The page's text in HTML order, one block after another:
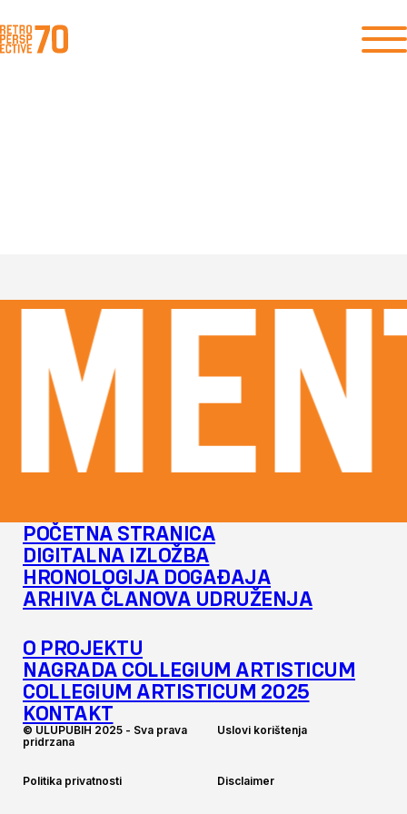
POČETNA STRANICA
DIGITALNA IZLOŽBA
HRONOLOGIJA DOGAĐAJA
ARHIVA ČLANOVA UDRUŽENJA
O PROJEKTU
NAGRADA COLLEGIUM ARTISTICUM
COLLEGIUM ARTISTICUM 2025
KONTAKT
© ULUPUBIH 2025 - Sva prava
pridrzana
Uslovi korištenja
Politika privatnosti Disclaimer